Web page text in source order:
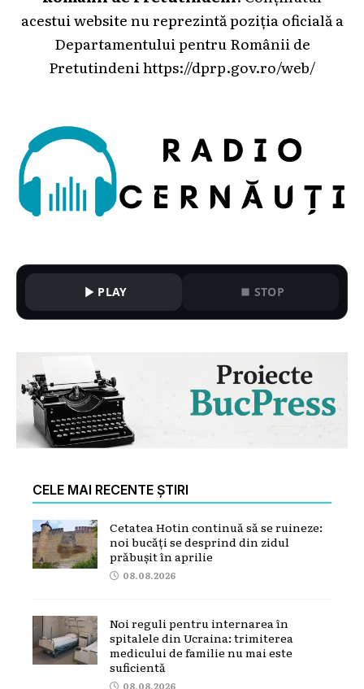
acestui website nu reprezintă poziția oficială a
Departamentului pentru Românii de
Pretutindeni https://dprp.gov.ro/web/
PLAY STOP
CELE MAI RECENTE ȘTIRI
Cetatea Hotin continuă să se ruineze:
noi bucăți se desprind din zidul
prăbușit în aprilie
08.08.2026
Noi reguli pentru internarea în
spitalele din Ucraina: trimiterea
medicului de familie nu mai este
suficientă
08.08.2026